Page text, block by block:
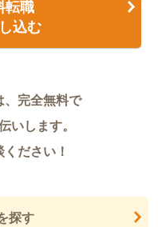
転職
込む
完全無料で
いします。
ださい！
探す